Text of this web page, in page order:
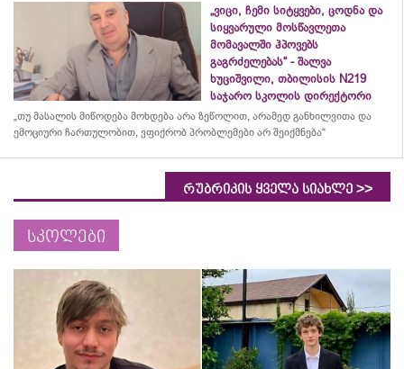
„ვიცი, ჩემი სიტყვები, ცოდნა და
სიყვარული მოსწავლეთა
მომავალში ჰპოვებს
გაგრძელებას“ - შალვა
ხუციშვილი, თბილისის N219
საჯარო სკოლის დირექტორი
„თუ მასალის მიწოდება მოხდება არა ზეწოლით, არამედ განხილვითა და
ემოციური ჩართულობით, ვფიქრობ პრობლემები არ შეიქმნება“
რუბრიკის ყველა სიახლე >>
სკოლები